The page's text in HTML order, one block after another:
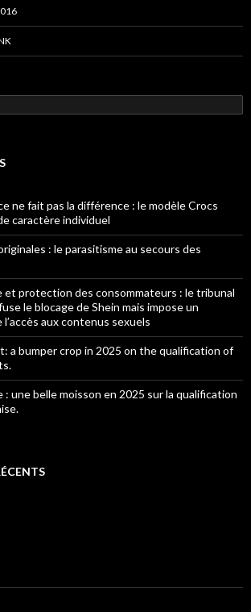
ne fait pas la différence : le modèle Crocs
caractère individuel
: le parasitisme au secours des
et protection des consommateurs : le tribunal
le blocage de Shein mais impose un
aux contenus sexuels
a bumper crop in 2025 on the qualification of
une belle moisson en 2025 sur la qualification